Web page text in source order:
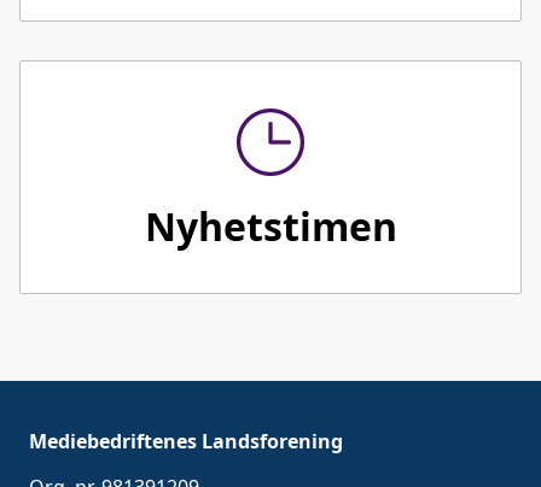
Nyhetstimen
Mediebedriftenes Landsforening